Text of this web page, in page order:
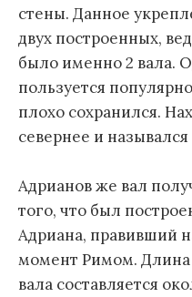
стены. Данное
двух построенных,
было именно 2 вала.
пользуется
плохо сохранился.
севернее и
Адрианов же вал
того, что был
Адриана, правивший
момент Римом. Длина
вала составляется